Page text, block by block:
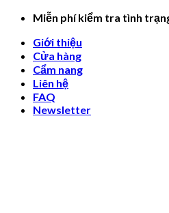
Skip
content
Miễn phí kiểm tra tình
Giới thiệu
Cửa hàng
Cẩm nang
Liên hệ
FAQ
Newsletter